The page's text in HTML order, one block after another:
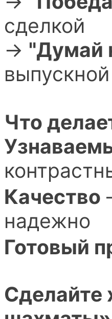
сделкой
→ "Думай
выпускной
Что
Качество
надежно
Готовый
Сделайте